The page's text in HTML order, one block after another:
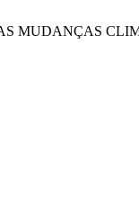
MUDANÇAS